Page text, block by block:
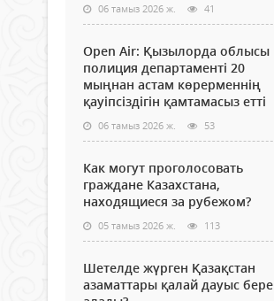
06 тамыз 2026 ж. 41
Open Air: Қызылорда облысы
полиция департаменті 20
мыңнан астам көрерменнің
қауіпсіздігін қамтамасыз етті
06 тамыз 2026 ж. 53
Как могут проголосовать
граждане Казахстана,
находящиеся за рубежом?
05 тамыз 2026 ж. 113
Шетелде жүрген Қазақстан
азаматтары қалай дауыс бере